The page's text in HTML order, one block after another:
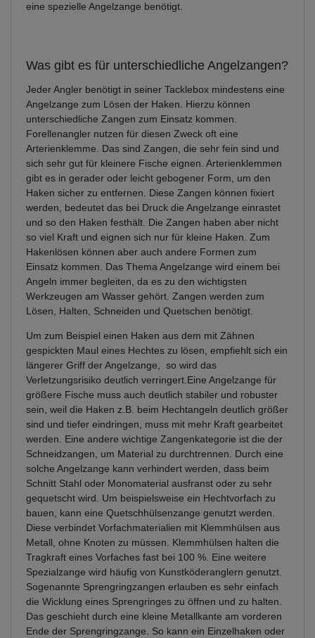
eine spezielle Angelzange benötigt.
Was gibt es für unterschiedliche Angelzangen?
Jeder Angler benötigt in seiner Tacklebox mindestens eine
Angelzange zum Lösen der Haken. Hierzu können
unterschiedliche Zangen zum Einsatz kommen.
Forellenangler nutzen für diesen Zweck oft eine
Arterienklemme. Das sind Zangen, die sehr fein sind und
sich sehr gut für kleinere Fische eignen. Arterienklemmen
gibt es in gerader oder leicht gebogener Form, um den
Haken sicher zu entfernen. Diese Zangen können fixiert
werden, bedeutet das bei Druck die Angelzange einrastet
und so den Haken festhält. Die Zangen haben aber nicht
so viel Kraft und eignen sich nur für kleine Haken. Zum
Hakenlösen können aber auch andere Formen zum
Einsatz kommen. Das Thema Angelzange wird einem bei
Angeln immer begleiten, da es zu den wichtigsten
Werkzeugen am Wasser gehört. Zangen werden zum
Lösen, Halten, Schneiden und Quetschen benötigt.
Um zum Beispiel einen Haken aus dem mit Zähnen
gespickten Maul eines Hechtes zu lösen, empfiehlt sich ein
längerer Griff der Angelzange, so wird das
Verletzungsrisiko deutlich verringert.Eine Angelzange für
größere Fische muss auch deutlich stabiler und robuster
sein, weil die Haken z.B. beim Hechtangeln deutlich größer
sind und tiefer eindringen, muss mit mehr Kraft gearbeitet
werden. Eine andere wichtige Zangenkategorie ist die der
Schneidzangen, um Material zu durchtrennen. Durch eine
solche Angelzange kann verhindert werden, dass beim
Schnitt Stahl oder Monomaterial ausfranst oder zu sehr
gequetscht wird. Um beispielsweise ein Hechtvorfach zu
bauen, kann eine Quetschhülsenzange genutzt werden.
Diese verbindet Vorfachmaterialien mit Klemmhülsen aus
Metall, ohne Knoten zu müssen. Klemmhülsen halten die
Tragkraft eines Vorfaches fast bei 100 %. Eine weitere
Spezialzange wird häufig von Kunstköderanglern genutzt.
Sogenannte Sprengringzangen erlauben es sehr einfach
die Wicklung eines Sprengringes zu öffnen und zu halten.
Das geschieht durch eine kleine Metallkante am vorderen
Ende der Sprengringzange. So kann ein Einzelhaken oder